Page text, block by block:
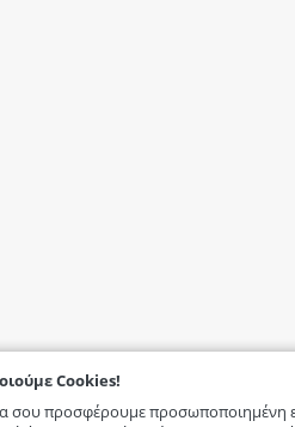
Cookies!
σου προσφέρουμε προσωποποιημένη